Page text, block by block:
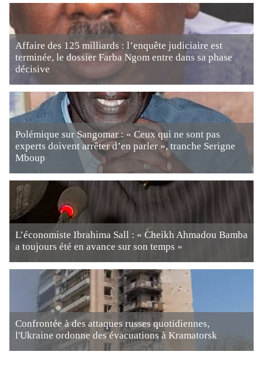
Affaire des 125 milliards : l’enquête judiciaire est
terminée, le dossier Farba Ngom entre dans sa phase
décisive
Polémique sur Sangomar : « Ceux qui ne sont pas
experts doivent arrêter d’en parler », tranche Serigne
Mboup
L’économiste Ibrahima Sall : « Cheikh Ahmadou Bamba
a toujours été en avance sur son temps »
Confrontée à des attaques russes quotidiennes,
l'Ukraine ordonne des évacuations à Kramatorsk